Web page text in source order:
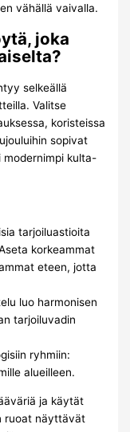
vähällä vaivalla.
joka
selkeällä
Valitse
koristeissa
sopivat
kulta-
tarjoiluastioita
korkeammat
eteen, jotta
luo harmonisen
tarjoiluvadin
ryhmiin:
alueilleen.
ja käytät
ruoat näyttävät